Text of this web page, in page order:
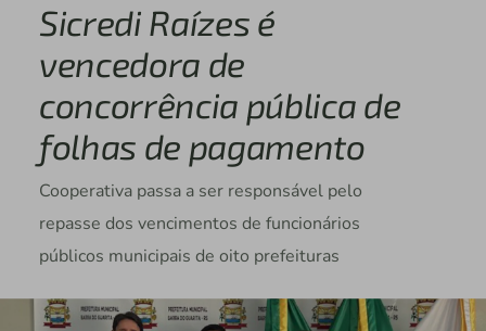
Sicredi Raízes é
vencedora de
concorrência pública de
folhas de pagamento
Cooperativa passa a ser responsável pelo
repasse dos vencimentos de funcionários
públicos municipais de oito prefeituras